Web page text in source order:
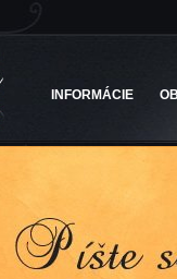
INFORMÁCIE